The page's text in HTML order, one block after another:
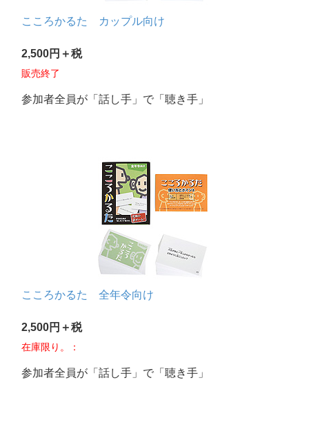
こころかるた カップル向け
2,500円＋税
販売終了
参加者全員が「話し手」で「聴き手」
こころかるた 全年令向け
2,500円＋税
在庫限り。：
参加者全員が「話し手」で「聴き手」